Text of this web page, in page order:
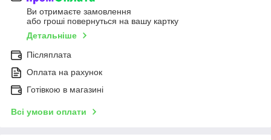
Ви отримаєте замовлення
або гроші повернуться на вашу картку
Детальніше
Післяплата
Оплата на рахунок
Готівкою в магазині
Всі умови оплати